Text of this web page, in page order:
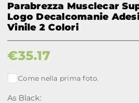
Parabrezza Musclecar
Logo Decalcomanie
Vinile 2 Colori
€35.17
Come nella prima foto.
As Black: